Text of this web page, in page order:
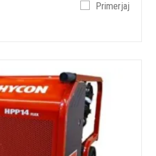
Primerjaj